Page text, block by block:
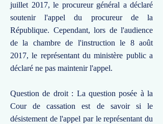
juillet 2017, le procureur général a déclaré
soutenir l'appel du procureur de la
République. Cependant, lors de l'audience
de la chambre de l'instruction le 8 août
2017, le représentant du ministère public a
déclaré ne pas maintenir l'appel.
Question de droit : La question posée à la
Cour de cassation est de savoir si le
désistement de l'appel par le représentant du